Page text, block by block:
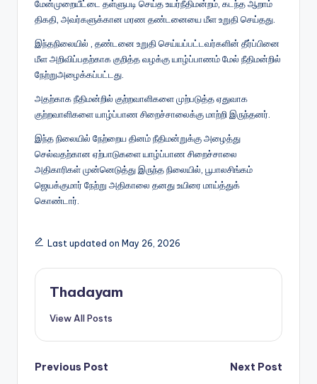
மேன்முறையீட்டை தள்ளுபடி செய்த உயர்நீதிமன்றம், கடந்த ஆறாம்
திகதி, அவர்களுக்கான மரண தண்டனையை மீள உறுதி செய்தது.
இந்தநிலையில் , தண்டனை உறுதி செய்யப்பட்டவர்களின் தீர்ப்பினை
மீள அறிவிப்பதற்காக குறித்த வழக்கு யாழ்ப்பாணம் மேல் நீதிமன்றில்
நேற்றுஅழைக்கப்பட்டது.
அதற்காக நீதிமன்றில் குற்றவாளிகளை முற்படுத்த ஏதுவாக
குற்றவாளிகளை யாழ்ப்பாண சிறைச்சாலைக்கு மாற்றி இருந்தனர்.
இந்த நிலையில் நேற்றைய தினம் நீதிமன்றுக்கு அழைத்து
செல்வதற்கான ஏற்பாடுகளை யாழ்ப்பாண சிறைச்சாலை
அதிகாரிகள் முன்னெடுத்து இருந்த நிலையில், பூபாலசிங்கம்
ஜெயக்குமார் நேற்று அதிகாலை தனது உயிரை மாய்த்துக்
கொண்டார்.
Last updated on May 26, 2026
Thadayam
View All Posts
Post
Previous Post Next Post